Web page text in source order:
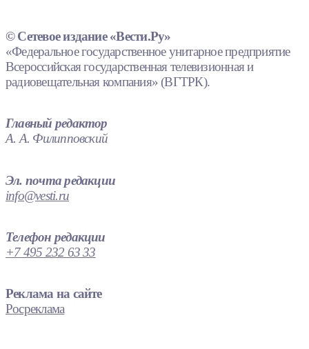
© Сетевое издание «Вести.Ру»
«Федеральное государственное унитарное предприятие
Всероссийская государственная телевизионная и
радиовещательная компания» (ВГТРК).
Главный редактор
А. А. Филипповский
Эл. почта редакции
info@vesti.ru
Телефон редакции
+7 495 232 63 33
Реклама на сайте
Росреклама